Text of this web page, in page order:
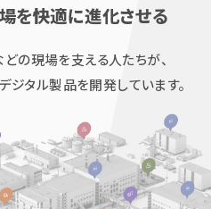
を快適に進化させる
どの現場を支える人たちが、
デジタル製品を開発しています。